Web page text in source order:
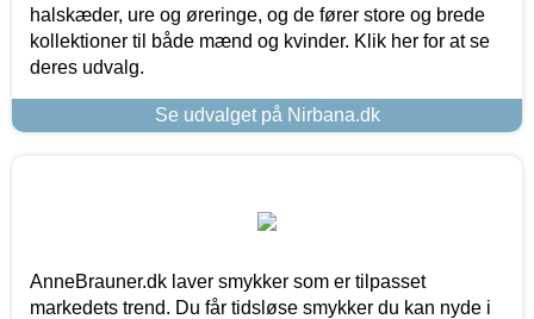
halskæder, ure og øreringe, og de fører store og brede
kollektioner til både mænd og kvinder. Klik her for at se
deres udvalg.
Se udvalget på Nirbana.dk
AnneBrauner.dk laver smykker som er tilpasset
markedets trend. Du får tidsløse smykker du kan nyde i